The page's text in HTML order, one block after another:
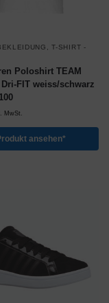
,T-SHIRT -
Poloshirt TEAM
Dri-FIT weiss/schwarz
MwSt.
ansehen*